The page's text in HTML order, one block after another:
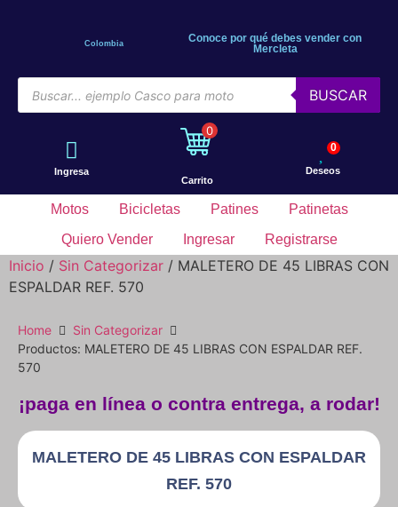
Colombia
Conoce por qué debes vender con
Mercleta
BUSCAR
Ingresa
0
Carrito
Deseos
0
Motos Bicicletas Patines
Patinetas
Quiero Vender
Ingresar Registrarse
Inicio / Sin Categorizar / MALETERO DE 45 LIBRAS CON
ESPALDAR REF. 570
Home
Sin Categorizar
Productos: MALETERO DE 45 LIBRAS CON ESPALDAR REF.
570
¡paga en línea o contra entrega, a rodar!
MALETERO DE 45 LIBRAS CON ESPALDAR
REF. 570